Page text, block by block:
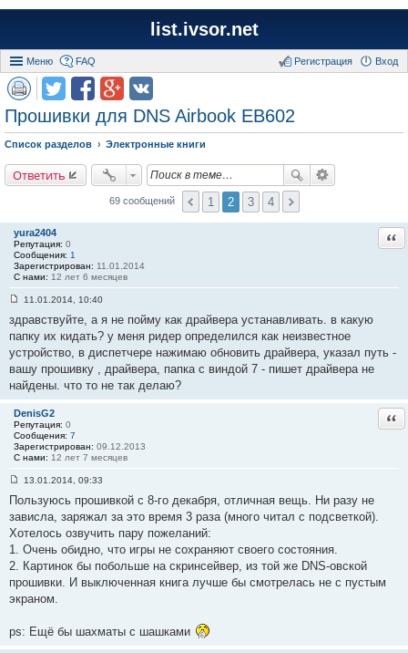
list.ivsor.net
Меню FAQ Вход
Регистрация
Прошивки для DNS Airbook EB602
Список разделов Электронные книги
Ответить
69 сообщений 1 2 3 4
yura2404
Репутация: 0
Сообщения: 1
Зарегистрирован: 11.01.2014
С нами: 12 лет 6 месяцев
о
о
б
щ
н
и
2
1
11.01.2014, 10:40
здравствуйте, а я не пойму как драйвера устанавливать. в какую
папку их кидать? у меня ридер определился как неизвестное
устройство, в диспетчере нажимаю обновить драйвера, указал путь -
вашу прошивку , драйвера, папка с виндой 7 - пишет драйвера не
найдены. что то не так делаю?
DenisG2
Репутация: 0
Сообщения: 7
Зарегистрирован: 09.12.2013
С нами: 12 лет 7 месяцев
о
б
щ
н
#
2
2
13.01.2014, 09:33
Пользуюсь прошивкой с 8-го декабря, отличная вещь. Ни разу не
зависла, заряжал за это время 3 раза (много читал с подсветкой).
Хотелось озвучить пару пожеланий:
1. Очень обидно, что игры не сохраняют своего состояния.
2. Картинок бы побольше на скринсейвер, из той же DNS-овской
прошивки. И выключенная книга лучше бы смотрелась не с пустым
экраном.
ps: Ещё бы шахматы с шашками